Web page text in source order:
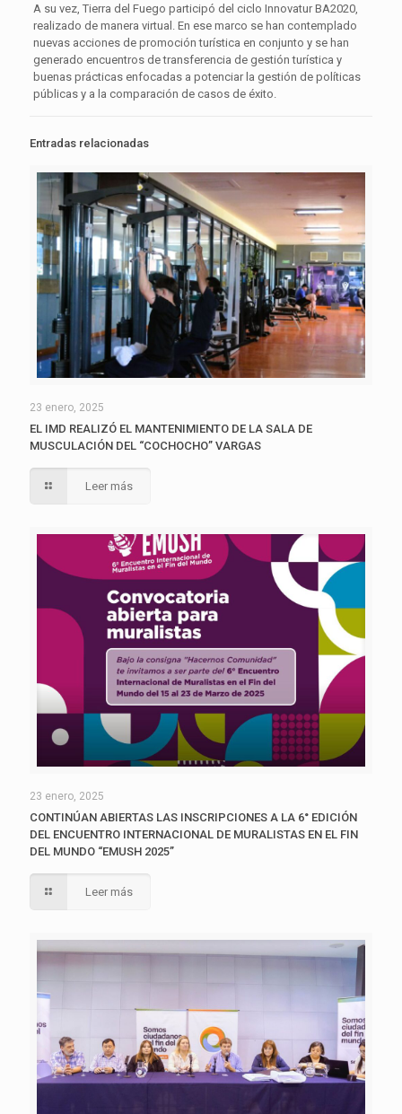
A su vez, Tierra del Fuego participó del ciclo Innovatur BA2020,
realizado de manera virtual. En ese marco se han contemplado
nuevas acciones de promoción turística en conjunto y se han
generado encuentros de transferencia de gestión turística y
buenas prácticas enfocadas a potenciar la gestión de políticas
públicas y a la comparación de casos de éxito.
Entradas relacionadas
23 enero, 2025
EL IMD REALIZÓ EL MANTENIMIENTO DE LA SALA DE
MUSCULACIÓN DEL “COCHOCHO” VARGAS
Leer más
23 enero, 2025
CONTINÚAN ABIERTAS LAS INSCRIPCIONES A LA 6° EDICIÓN
DEL ENCUENTRO INTERNACIONAL DE MURALISTAS EN EL FIN
DEL MUNDO “EMUSH 2025”
Leer más